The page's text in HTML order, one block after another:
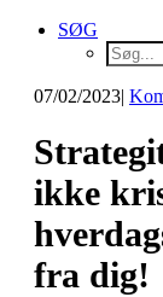
SØG
07/02/2023|
ikke
fra dig!